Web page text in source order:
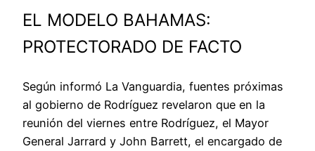
EL MODELO BAHAMAS:
PROTECTORADO DE FACTO
Según informó La Vanguardia, fuentes próximas
al gobierno de Rodríguez revelaron que en la
reunión del viernes entre Rodríguez, el Mayor
General Jarrard y John Barrett, el encargado de